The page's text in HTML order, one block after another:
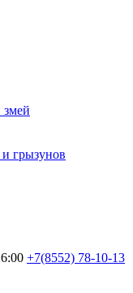
змей
грызунов
+7(8552) 78-10-13